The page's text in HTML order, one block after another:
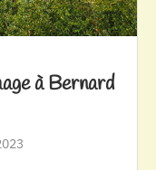
à Bernard